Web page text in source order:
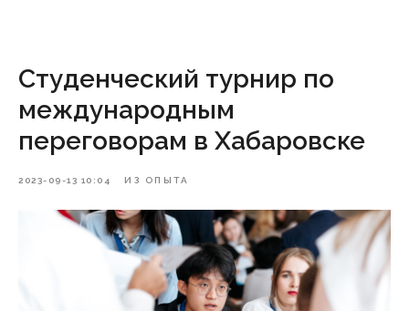
Студенческий турнир по
международным
переговорам в Хабаровске
2023-09-13 10:04 ИЗ ОПЫТА